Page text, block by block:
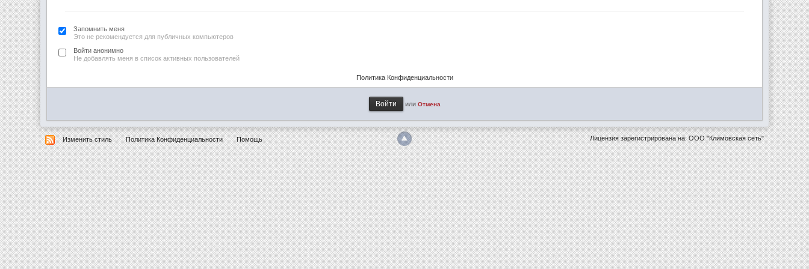
Запомнить меня
Это не рекомендуется для публичных компьютеров
Войти анонимно
Не добавлять меня в список активных пользователей
Политика Конфиденциальности
или Отмена
Лицензия зарегистрирована на: ООО "Климовская сеть"
Изменить стиль Политика Конфиденциальности Помощь